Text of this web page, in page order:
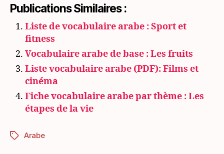
Publications Similaires :
Liste de vocabulaire arabe : Sport et
fitness
Vocabulaire arabe de base : Les fruits
Liste vocabulaire arabe (PDF): Films et
cinéma
Fiche vocabulaire arabe par thème : Les
étapes de la vie
Étiquettes
Arabe